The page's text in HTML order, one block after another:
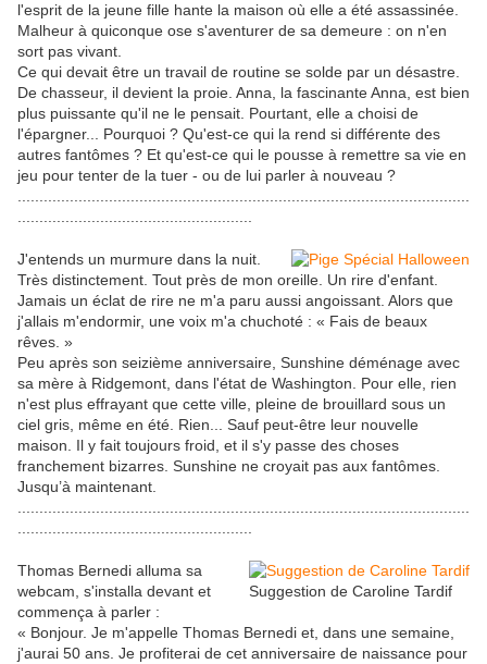
l'esprit de la jeune fille hante la maison où elle a été assassinée.
Malheur à quiconque ose s'aventurer de sa demeure : on n'en
sort pas vivant.
Ce qui devait être un travail de routine se solde par un désastre.
De chasseur, il devient la proie. Anna, la fascinante Anna, est bien
plus puissante qu'il ne le pensait. Pourtant, elle a choisi de
l'épargner... Pourquoi ? Qu'est-ce qui la rend si différente des
autres fantômes ? Et qu'est-ce qui le pousse à remettre sa vie en
jeu pour tenter de la tuer - ou de lui parler à nouveau ?
J'entends un murmure dans la nuit.
Très distinctement. Tout près de mon oreille. Un rire d'enfant.
Jamais un éclat de rire ne m'a paru aussi angoissant. Alors que
j'allais m'endormir, une voix m'a chuchoté : « Fais de beaux
rêves. »
Peu après son seizième anniversaire, Sunshine déménage avec
sa mère à Ridgemont, dans l'état de Washington. Pour elle, rien
n'est plus effrayant que cette ville, pleine de brouillard sous un
ciel gris, même en été. Rien... Sauf peut-être leur nouvelle
maison. Il y fait toujours froid, et il s'y passe des choses
franchement bizarres. Sunshine ne croyait pas aux fantômes.
Jusqu’à maintenant.
Suggestion de Caroline Tardif
Thomas Bernedi alluma sa
webcam, s'installa devant et
commença à parler :
« Bonjour. Je m'appelle Thomas Bernedi et, dans une semaine,
j'aurai 50 ans. Je profiterai de cet anniversaire de naissance pour